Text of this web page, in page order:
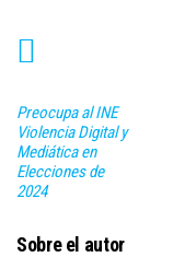
Preocupa al INE
Violencia Digital y
Mediática en
Elecciones de
2024
Sobre el autor